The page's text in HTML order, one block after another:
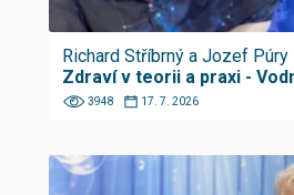
Richard Stříbrný a Jozef Púry
Zdraví v teorii a praxi -
3948 17. 7. 2026